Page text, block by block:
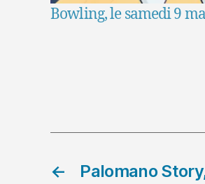
Bowling, le samedi 9
← Palomano